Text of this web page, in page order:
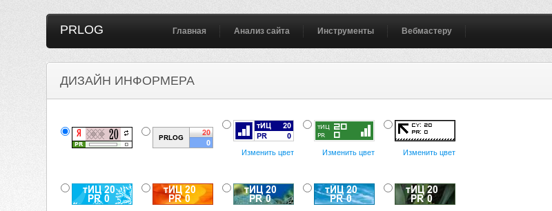
PRLOG Главная Анализ сайта Инструменты Вебмастеру
ДИЗАЙН ИНФОРМЕРА
Изменить цвет Изменить цвет Изменить цвет